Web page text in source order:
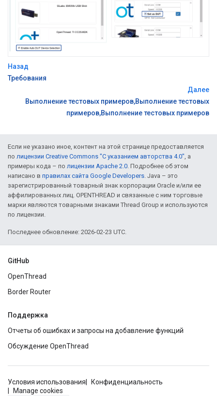
Назад
Требования
Далее
Выполнение тестовых примеров,Выполнение тестовых
примеров,Выполнение тестовых примеров
Если не указано иное, контент на этой странице предоставляется
по лицензии Creative Commons "С указанием авторства 4.0" , а
примеры кода – по лицензии Apache 2.0 . Подробнее об этом
написано в правилах сайта Google Developers . Java – это
зарегистрированный товарный знак корпорации Oracle и/или ее
аффилированных лиц. OPENTHREAD и связанные с ним торговые
марки являются товарными знаками Thread Group и используются
по лицензии.
Последнее обновление: 2026-02-23 UTC.
GitHub
OpenThread
Border Router
Поддержка
Отчеты об ошибках и запросы на добавление функций
Обсуждение OpenThread
Условия использования
Конфиденциальность
Manage cookies